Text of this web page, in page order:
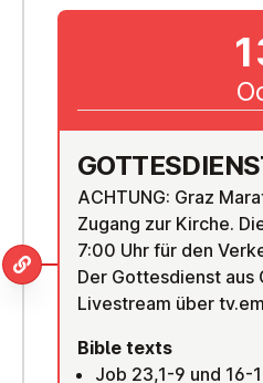
ACHTUNG: Graz
Zugang zur Kirche.
7:00 Uhr für den
Der Gottesdienst aus
Livestream über
Bible texts
Job 23,1-9 und 16-